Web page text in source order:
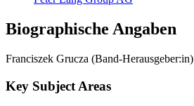
Biographische Angaben
Franciszek Grucza (Band-Herausgeber:in)
Key Subject Areas